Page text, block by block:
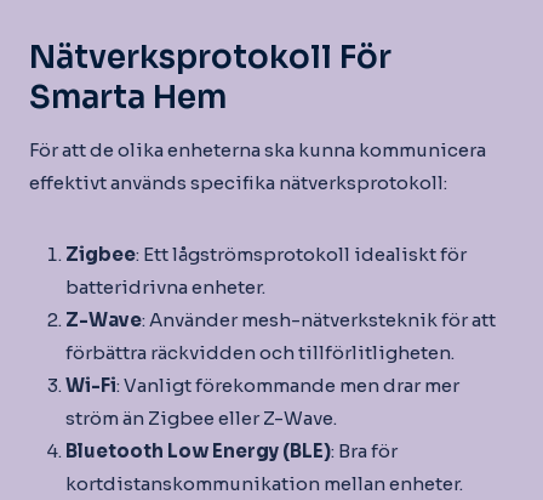
Nätverksprotokoll För
Smarta Hem
För att de olika enheterna ska kunna kommunicera
effektivt används specifika nätverksprotokoll:
Zigbee: Ett lågströmsprotokoll idealiskt för
batteridrivna enheter.
Z-Wave: Använder mesh-nätverksteknik för att
förbättra räckvidden och tillförlitligheten.
Wi-Fi: Vanligt förekommande men drar mer
ström än Zigbee eller Z-Wave.
Bluetooth Low Energy (BLE): Bra för
kortdistanskommunikation mellan enheter.